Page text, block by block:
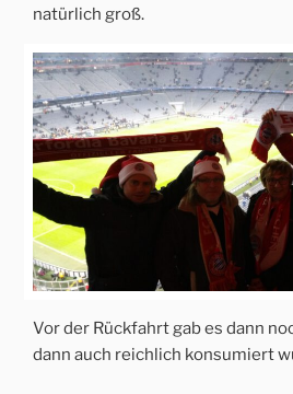
natürlich groß.
Vor der Rückfahrt gab es dann
dann auch reichlich konsumiert